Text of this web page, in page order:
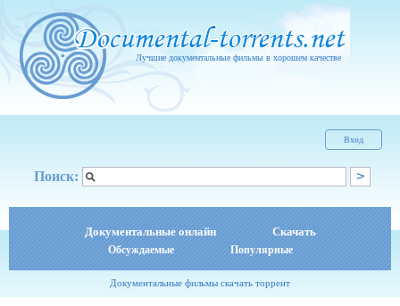
Лучшие документальные фильмы в хорошем качестве
Вход
Поиск:
Документальные онлайн Скачать
Обсуждаемые Популярные
Документальные фильмы скачать торрент